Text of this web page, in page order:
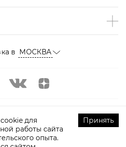
в МОСКВА
Все права защищены
для
работы сайта
опыта.
Принять